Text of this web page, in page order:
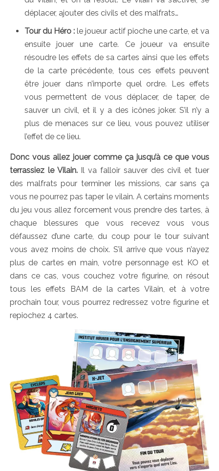
déplacer, ajouter des civils et des malfrats…
Tour du Héro : le joueur actif pioche une carte, et va
ensuite jouer une carte. Ce joueur va ensuite
résoudre les effets de sa cartes ainsi que les effets
de la carte précédente, tous ces effets peuvent
être jouer dans n’importe quel ordre. Les effets
vous permettent de vous déplacer, de taper, de
sauver un civil, et il y a des icônes joker. S’il n’y a
plus de menaces sur ce lieu, vous pouvez utiliser
l’effet de ce lieu.
Donc vous allez jouer comme ça jusqu’à ce que vous
terrassiez le Vilain.Il va falloir sauver des civil et tuer
des malfrats pour terminer les missions, car sans ça
vous ne pourrez pas taper le vilain. A certains moments
du jeu vous allez forcement vous prendre des tartes, à
chaque blessures que vous recevez vous vous
défaussez d’une carte, du coup pour le tour suivant
vous avez moins de choix. S’il arrive que vous n’ayez
plus de cartes en main, votre personnage est KO et
dans ce cas, vous couchez votre figurine, on résout
tous les effets BAM de la cartes Vilain, et à votre
prochain tour, vous pourrez redressez votre figurine et
repiochez 4 cartes.